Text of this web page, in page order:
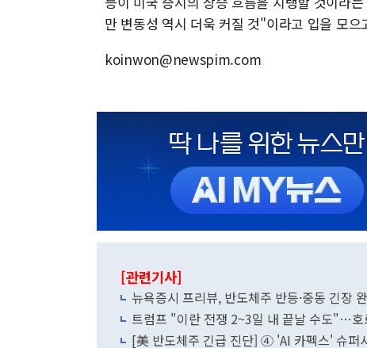
만 변동성 역시 더욱 커질 것"이라고 입을 모으
koinwon@newspim.com
[관련기사]
뉴욕증시 프리뷰, 반도체주 반등·중동 긴장
트럼프 "이란 전쟁 2~3일 내 끝날 수도"…호
[美 반도체주 긴급 진단] ④ 'AI 카펙스' 슈퍼